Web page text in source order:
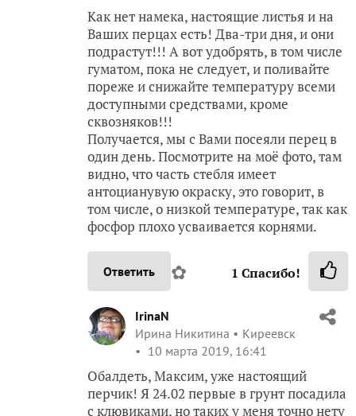
Как нет намека, настоящие листья и на
Ваших перцах есть! Два-три дня, и они
подрастут!!! А вот удобрять, в том числе
гуматом, пока не следует, и поливайте
пореже и снижайте температуру всеми
доступными средствами, кроме
сквозняков!!!
Получается, мы с Вами посеяли перец в
один день. Посмотрите на моё фото, там
видно, что часть стебля имеет
антоцианувую окраску, это говорит, в
том числе, о низкой температуре, так как
фосфор плохо усваивается корнями.
Ответить ✿ 1 Спасибо!
IrinaN
Ирина Никитина
Киреевск
10 марта 2019, 16:41
Обалдеть, Максим, уже настоящий
перчик! Я 24.02 первые в грунт посадила
с клювиками, но таких у меня точно нету